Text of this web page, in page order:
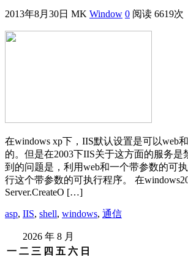
2013年8月30日 MK Window 0 阅读 6619次
在windows xp下，IIS默认设置是可以web
的。但是在2003下IIS关于这方面的服务是
到的问题是，利用web和一个带参数的可
行这个带参数的可执行程序。 在
Server.CreateO […]
asp, IIS, shell, windows, 通信
2026 年 8 月
一 二 三 四 五 六 日